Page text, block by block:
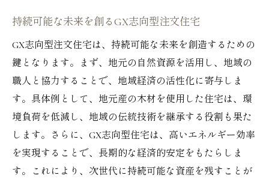
持続可能な未来を創るGX志向型注文住宅
GX志向型注文住宅は、持続可能な未来を創造するための
鍵となります。まず、地元の自然資源を活用し、地域の
職人と協力することで、地域経済の活性化に寄与しま
す。具体例として、地元産の木材を使用した住宅は、環
境負荷を低減し、地域の伝統技術を継承する役割も果た
します。さらに、GX志向型住宅は、高いエネルギー効率
を実現することで、長期的な経済的安定をもたらしま
す。これにより、次世代に持続可能な資産を残すことが